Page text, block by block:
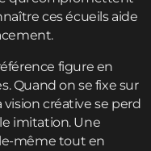
ces écueils aide
figure en
Quand on se fixe sur
vision créative se perd
imitation. Une
même tout en